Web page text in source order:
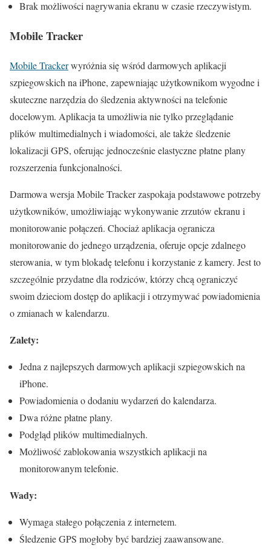
Brak możliwości nagrywania ekranu w czasie rzeczywistym.
Mobile Tracker
Mobile Trackerwyróżnia się wśród darmowych aplikacji
szpiegowskich na iPhone, zapewniając użytkownikom wygodne i
skuteczne narzędzia do śledzenia aktywności na telefonie
docelowym. Aplikacja ta umożliwia nie tylko przeglądanie
plików multimedialnych i wiadomości, ale także śledzenie
lokalizacji GPS, oferując jednocześnie elastyczne płatne plany
rozszerzenia funkcjonalności.
Darmowa wersja Mobile Tracker zaspokaja podstawowe potrzeby
użytkowników, umożliwiając wykonywanie zrzutów ekranu i
monitorowanie połączeń. Chociaż aplikacja ogranicza
monitorowanie do jednego urządzenia, oferuje opcje zdalnego
sterowania, w tym blokadę telefonu i korzystanie z kamery. Jest to
szczególnie przydatne dla rodziców, którzy chcą ograniczyć
swoim dzieciom dostęp do aplikacji i otrzymywać powiadomienia
o zmianach w kalendarzu.
Zalety:
Jedna z najlepszych darmowych aplikacji szpiegowskich na
iPhone.
Powiadomienia o dodaniu wydarzeń do kalendarza.
Dwa różne płatne plany.
Podgląd plików multimedialnych.
Możliwość zablokowania wszystkich aplikacji na
monitorowanym telefonie.
Wady:
Wymaga stałego połączenia z internetem.
Śledzenie GPS mogłoby być bardziej zaawansowane.